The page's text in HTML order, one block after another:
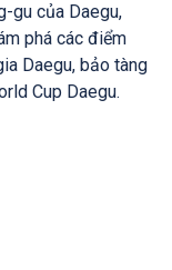
gu của Daegu,
phá các điểm
Daegu, bảo tàng
Cup Daegu.